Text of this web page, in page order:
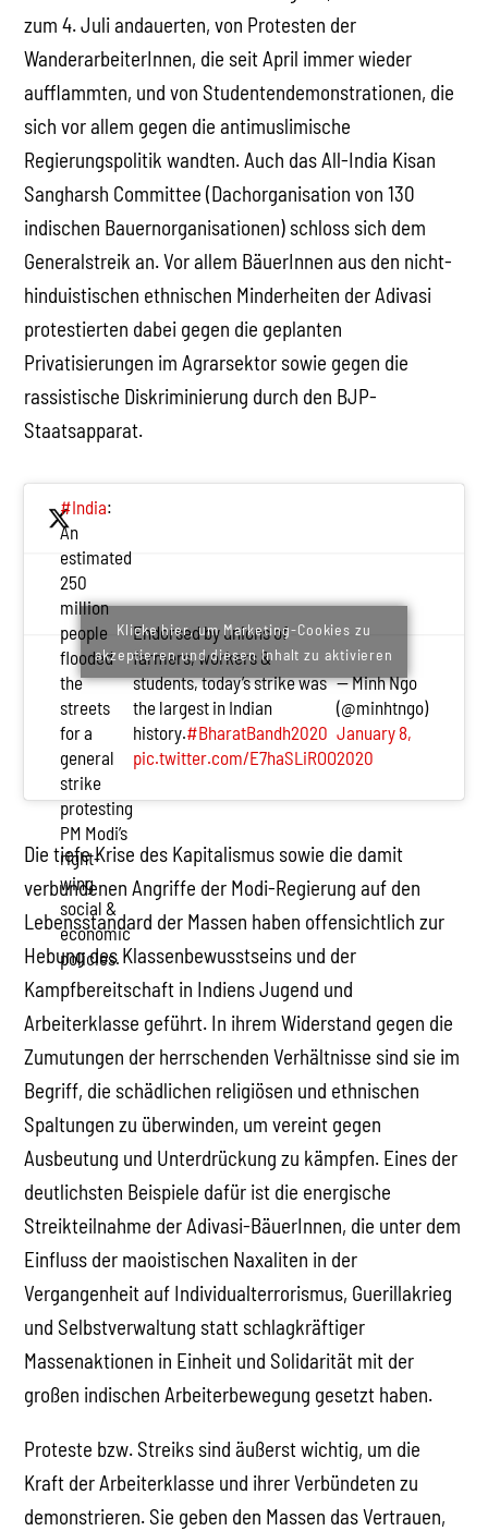
zum 4. Juli andauerten, von Protesten der
WanderarbeiterInnen, die seit April immer wieder
aufflammten, und von Studentendemonstrationen, die
sich vor allem gegen die antimuslimische
Regierungspolitik wandten. Auch das All-India Kisan
Sangharsh Committee (Dachorganisation von 130
indischen Bauernorganisationen) schloss sich dem
Generalstreik an. Vor allem BäuerInnen aus den nicht-
hinduistischen ethnischen Minderheiten der Adivasi
protestierten dabei gegen die geplanten
Privatisierungen im Agrarsektor sowie gegen die
rassistische Diskriminierung durch den BJP-
Staatsapparat.
#India:
An
estimated
250
million
people
flooded
the
streets
for a
general
strike
protesting
PM Modi’s
right-
wing
social &
economic
policies.
Endorsed by unions of
farmers, workers &
students, today’s strike was
the largest in Indian
history.#BharatBandh2020
pic.twitter.com/E7haSLiROO
— Minh Ngo
(@minhtngo)
January 8,
2020
Klicke hier, um Marketing-Cookies zu
akzeptieren und diesen Inhalt zu aktivieren
Die tiefe Krise des Kapitalismus sowie die damit
verbundenen Angriffe der Modi-Regierung auf den
Lebensstandard der Massen haben offensichtlich zur
Hebung des Klassenbewusstseins und der
Kampfbereitschaft in Indiens Jugend und
Arbeiterklasse geführt. In ihrem Widerstand gegen die
Zumutungen der herrschenden Verhältnisse sind sie im
Begriff, die schädlichen religiösen und ethnischen
Spaltungen zu überwinden, um vereint gegen
Ausbeutung und Unterdrückung zu kämpfen. Eines der
deutlichsten Beispiele dafür ist die energische
Streikteilnahme der Adivasi-BäuerInnen, die unter dem
Einfluss der maoistischen Naxaliten in der
Vergangenheit auf Individualterrorismus, Guerillakrieg
und Selbstverwaltung statt schlagkräftiger
Massenaktionen in Einheit und Solidarität mit der
großen indischen Arbeiterbewegung gesetzt haben.
Proteste bzw. Streiks sind äußerst wichtig, um die
Kraft der Arbeiterklasse und ihrer Verbündeten zu
demonstrieren. Sie geben den Massen das Vertrauen,